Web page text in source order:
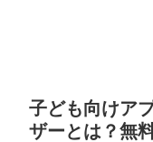
子ども向けア
ザーとは？無